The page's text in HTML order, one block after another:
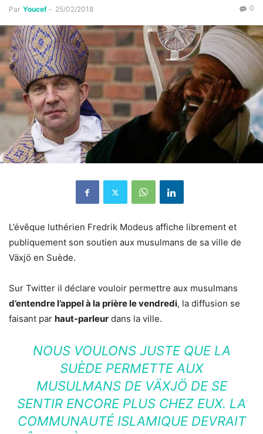
Par Youcef - 25/02/2018 0
L’évêque luthérien Fredrik Modeus affiche librement et
publiquement son soutien aux musulmans de sa ville de
Växjö en Suède.
Sur Twitter il déclare vouloir permettre aux musulmans
d’entendre l’appel à la prière le vendredi, la diffusion se
faisant par haut-parleur dans la ville.
NOUS VOULONS JUSTE QUE LA
SUÈDE PERMETTE AUX
MUSULMANS DE VÄXJÖ DE SE
SENTIR ENCORE PLUS CHEZ EUX. LA
COMMUNAUTÉ ISLAMIQUE DEVRAIT